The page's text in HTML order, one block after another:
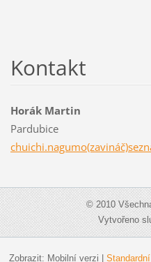
Kontakt
Horák Martin
Pardubice
© 2010
Vytvořeno
Zobrazit: Mobilní verzi